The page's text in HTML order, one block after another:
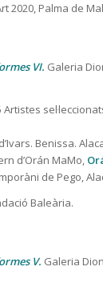
2020, Palma de
VI. Galeria
Artistes
Benissa.
d’Orán MaMo,
de Pego,
Baleària.
V. Galeria